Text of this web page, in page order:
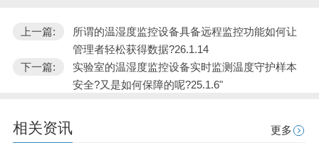
上一篇:
所谓的温湿度监控设备具备远程监控功能如何让
管理者轻松获得数据?26.1.14
下一篇:
实验室的温湿度监控设备实时监测温度守护样本
安全?又是如何保障的呢?25.1.6"
相关资讯 更多